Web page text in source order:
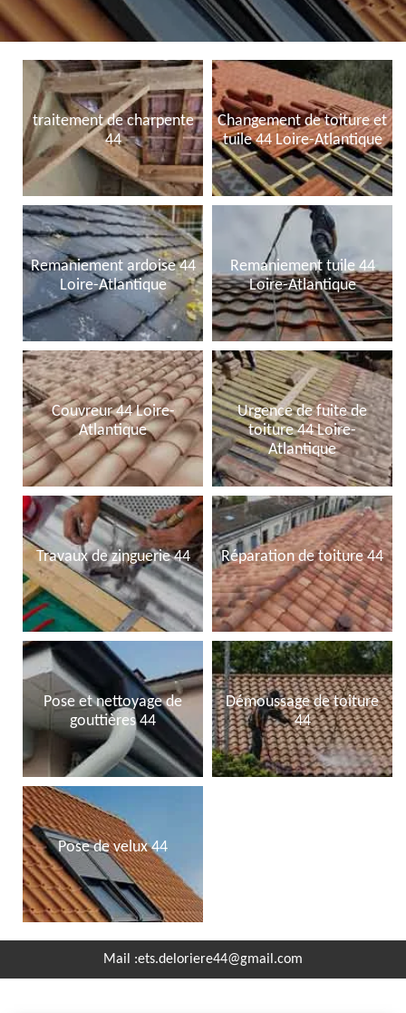
traitement de charpente
44
Changement de toiture et
tuile 44 Loire-Atlantique
Remaniement ardoise 44
Loire-Atlantique
Remaniement tuile 44
Loire-Atlantique
Couvreur 44 Loire-
Atlantique
Urgence de fuite de
toiture 44 Loire-
Atlantique
Travaux de zinguerie 44 Réparation de toiture 44
Pose et nettoyage de
gouttières 44
Démoussage de toiture
44
Pose de velux 44
Mail :ets.deloriere44@gmail.com